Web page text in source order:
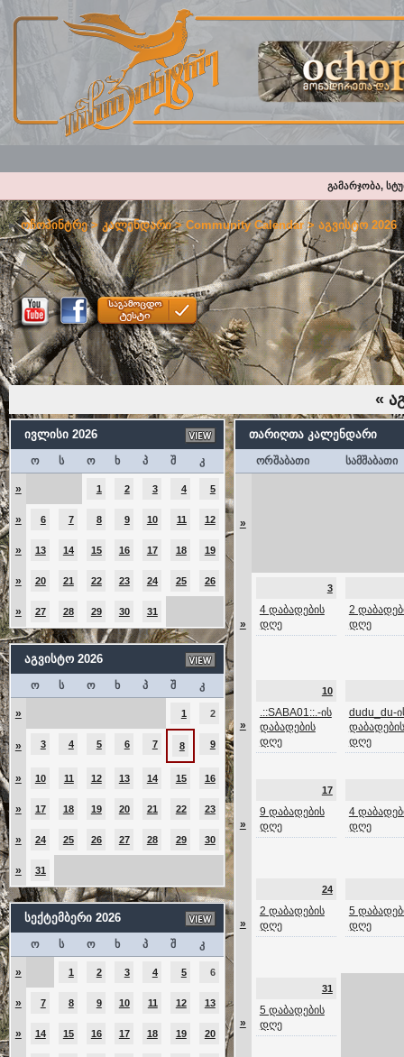
გამარჯობა,
ოჩოპინტრე>კალენდარი>Community Calendar> აგვისტო 2026
«
ივლისი 2026
ო ს ო ხ პ შ კ
» 1 2 3 4 5
» 6 7 8 9 10 11 12
» 13 14 15 16 17 18 19
» 20 21 22 23 24 25 26
» 27 28 29 30 31
აგვისტო 2026
ო ს ო ხ პ შ კ
» 1 2
» 3 4 5 6 7 8 9
» 10 11 12 13 14 15 16
» 17 18 19 20 21 22 23
» 24 25 26 27 28 29 30
» 31
სექტემბერი 2026
ო ს ო ხ პ შ კ
» 1 2 3 4 5 6
» 7 8 9 10 11 12 13
» 14 15 16 17 18 19 20
თარიღთა კალენდარი
ორშაბათი სამშაბათი
»
»
3
4 დაბადების
დღე
2
დღე
»
10
.::SABA01::.-ის
დაბადების
დღე
dudu_du-
დაბადების
დღე
»
17
9 დაბადების
დღე
4
დღე
»
24
2 დაბადების
დღე
5
დღე
»
31
5 დაბადების
დღე